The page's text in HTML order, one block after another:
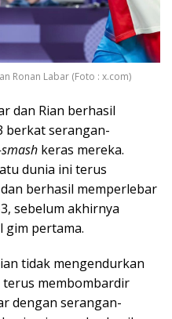
Ronan Labar (Foto : x.com)
dan Rian berhasil
berkat serangan-
keras mereka.
dunia ini terus
berhasil memperlebar
sebelum akhirnya
gim pertama.
tidak mengendurkan
terus membombardir
dengan serangan-